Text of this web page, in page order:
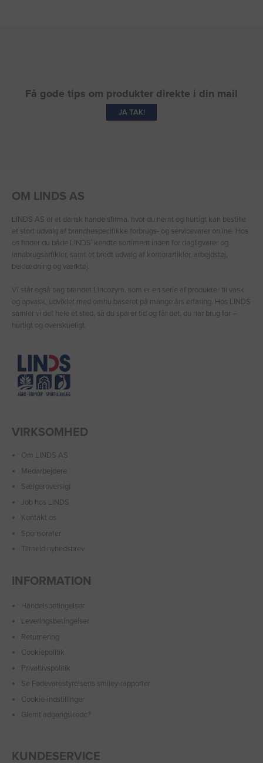
Få gode tips om produkter direkte i din mail
JA TAK!
OM LINDS AS
LINDS AS er et dansk handelsfirma, hvor du nemt og hurtigt kan bestille
et stort udvalg af branchespecifikke forbrugs- og servicevarer online. Hos
os finder du både LINDS′ kendte sortiment inden for dagligvarer og
landbrugsartikler, samt et bredt udvalg af kontorartikler, arbejdstøj,
beklædning og værktøj.
Vi står også bag brandet Lincozym, som er en serie af produkter til vask
og opvask, udviklet med omhu baseret på mange års erfaring. Hos LINDS
samler vi det hele ét sted, så du sparer tid og får det, du har brug for –
hurtigt og overskueligt.
VIRKSOMHED
Om LINDS AS
Medarbejdere
Sælgeroversigt
Job hos LINDS
Kontakt os
Sponsorater
Tilmeld nyhedsbrev
INFORMATION
Handelsbetingelser
Leveringsbetingelser
Returnering
Cookiepolitik
Privatlivspolitik
Se Fødevarestyrelsens smiley-rapporter
Cookie-indstillinger
Glemt adgangskode?
KUNDESERVICE